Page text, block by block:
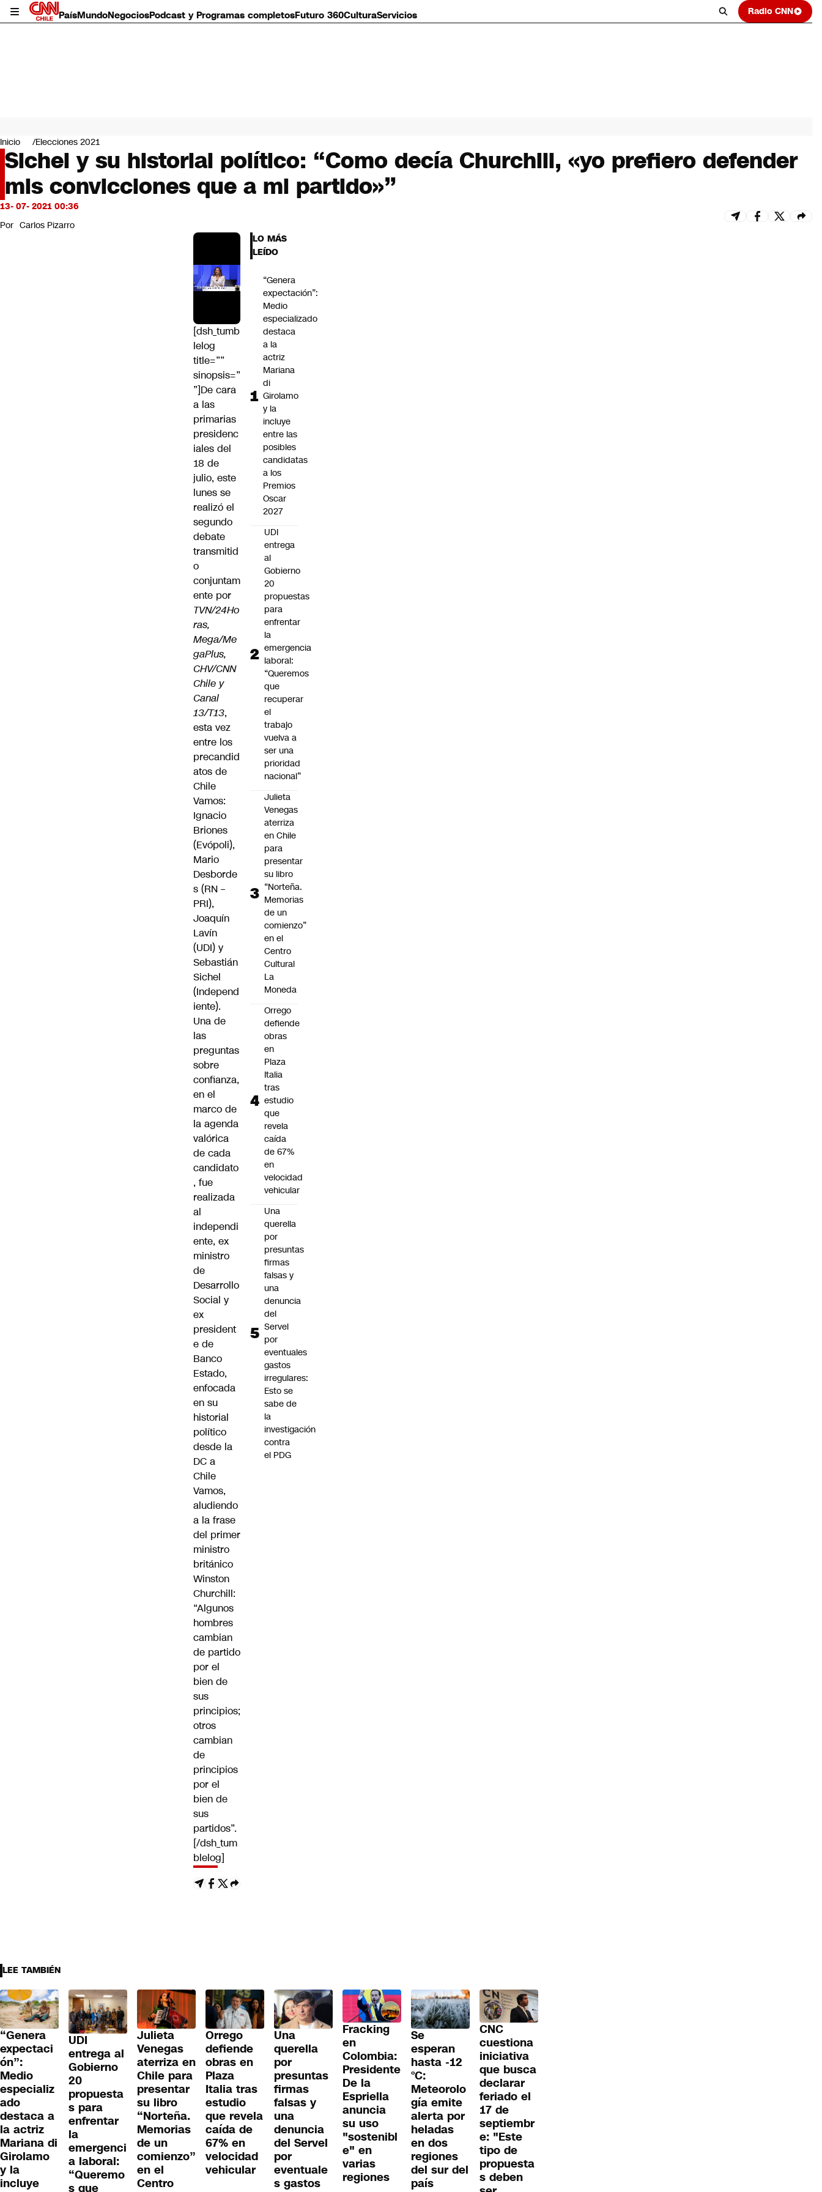
PaísMundoNegociosPodcast y Programas completosFuturo 360CulturaServicios Radio CNN
Mundo
Negocios
Deportes
Programas completos
Cultura
Servicios
Bits
CNN Data
Inicio Elecciones 2021
Sichel y su historial político: “Como decía Churchill, «yo prefiero defender
mis convicciones que a mi partido»”
13- 07- 2021 00:36
Por Carlos Pizarro
[dsh_tumb
lelog
title=””
sinopsis=”
”]De cara
a las
primarias
presidenc
iales del
18 de
julio, este
lunes se
realizó el
segundo
debate
transmitid
o
conjuntam
ente por
TVN/24Ho
ras,
Mega/Me
gaPlus,
CHV/CNN
Chile y
Canal
13/T13,
esta vez
entre los
precandid
atos de
Chile
Vamos:
Ignacio
Briones
(Evópoli),
Mario
Desborde
s (RN –
PRI),
Joaquín
Lavín
(UDI) y
Sebastián
Sichel
(Independ
iente).
Una de
las
preguntas
sobre
confianza,
en el
marco de
la agenda
valórica
de cada
candidato
, fue
realizada
al
independi
ente, ex
ministro
de
Desarrollo
Social y
ex
president
e de
Banco
Estado,
enfocada
en su
historial
político
desde la
DC a
Chile
Vamos,
aludiendo
a la frase
del primer
ministro
británico
Winston
Churchill:
“Algunos
hombres
cambian
de partido
por el
bien de
sus
principios;
otros
cambian
de
principios
por el
bien de
sus
partidos”.
[/dsh_tum
blelog]
LO MÁS
LEÍDO
“Genera
expectación”:
Medio
especializado
destaca
a la
actriz
Mariana
di
Girolamo
y la
incluye
entre las
posibles
candidatas
a los
Premios
Oscar
2027
UDI
entrega
al
Gobierno
20
propuestas
para
enfrentar
la
emergencia
laboral:
“Queremos
que
recuperar
el
trabajo
vuelva a
ser una
prioridad
nacional”
Julieta
Venegas
aterriza
en Chile
para
presentar
su libro
“Norteña.
Memorias
de un
comienzo”
en el
Centro
Cultural
La
Moneda
Orrego
defiende
obras
en
Plaza
Italia
tras
estudio
que
revela
caída
de 67%
en
velocidad
vehicular
Una
querella
por
presuntas
firmas
falsas y
una
denuncia
del
Servel
por
eventuales
gastos
irregulares:
Esto se
sabe de
la
investigación
contra
el PDG
LEE TAMBIÉN
“Genera
expectaci
ón”:
Medio
especializ
ado
destaca a
la actriz
Mariana di
Girolamo
y la
incluye
UDI
entrega al
Gobierno
20
propuesta
s para
enfrentar
la
emergenci
a laboral:
“Queremo
s que
Julieta
Venegas
aterriza en
Chile para
presentar
su libro
“Norteña.
Memorias
de un
comienzo”
en el
Centro
Orrego
defiende
obras en
Plaza
Italia tras
estudio
que revela
caída de
67% en
velocidad
vehicular
Una
querella
por
presuntas
firmas
falsas y
una
denuncia
del Servel
por
eventuale
s gastos
Fracking
en
Colombia:
Presidente
De la
Espriella
anuncia
su uso
"sostenibl
e" en
varias
regiones
Se
esperan
hasta -12
°C:
Meteorolo
gía emite
alerta por
heladas
en dos
regiones
del sur del
país
CNC
cuestiona
iniciativa
que busca
declarar
feriado el
17 de
septiembr
e: "Este
tipo de
propuesta
s deben